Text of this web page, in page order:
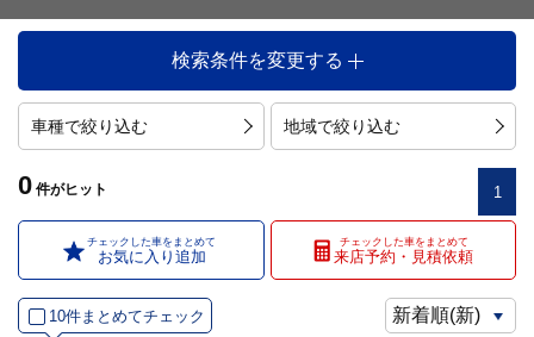
検索条件を変更する
車種で絞り込む 地域で絞り込む
0 件がヒット 1
チェックした車をまとめて
お気に入り追加
チェックした車をまとめて
来店予約・見積依頼
10件まとめてチェック